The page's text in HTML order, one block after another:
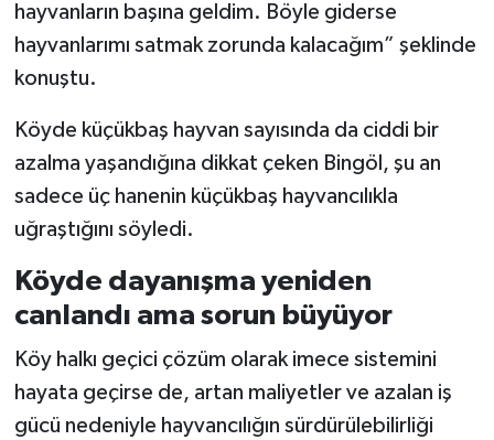
hayvanların başına geldim. Böyle giderse
hayvanlarımı satmak zorunda kalacağım” şeklinde
konuştu.
Köyde küçükbaş hayvan sayısında da ciddi bir
azalma yaşandığına dikkat çeken Bingöl, şu an
sadece üç hanenin küçükbaş hayvancılıkla
uğraştığını söyledi.
Köyde dayanışma yeniden
canlandı ama sorun büyüyor
Köy halkı geçici çözüm olarak imece sistemini
hayata geçirse de, artan maliyetler ve azalan iş
gücü nedeniyle hayvancılığın sürdürülebilirliği